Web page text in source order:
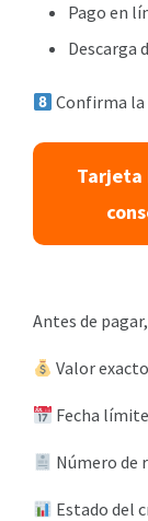
Pago en
Descarga
Confirma la
Tarjeta
Antes de
Valor
Fecha límite
Número de
Estado del